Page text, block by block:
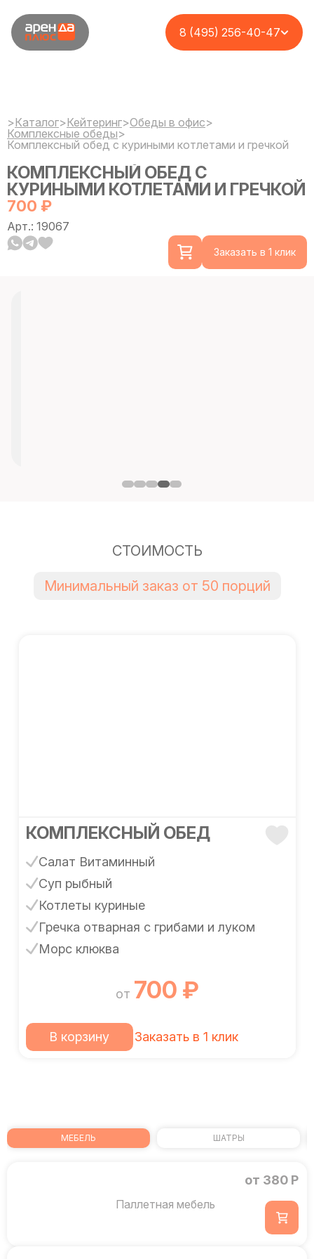
8 (495) 256-40-47
>Каталог>Кейтеринг>Обеды в офис>
Комплексные обеды>
Комплексный обед с куриными котлетами и гречкой
КОМПЛЕКСНЫЙ ОБЕД С
КУРИНЫМИ КОТЛЕТАМИ И ГРЕЧКОЙ
700 ₽
Арт.: 19067
Заказать в 1 клик
СТОИМОСТЬ
Минимальный заказ от 50 порций
КОМПЛЕКСНЫЙ ОБЕД
Салат Витаминный
Суп рыбный
Котлеты куриные
Гречка отварная с грибами и луком
Морс клюква
от 700 ₽
В корзину Заказать в 1 клик
МЕБЕЛЬ ШАТРЫ
Паллетная мебель
от 380 Р